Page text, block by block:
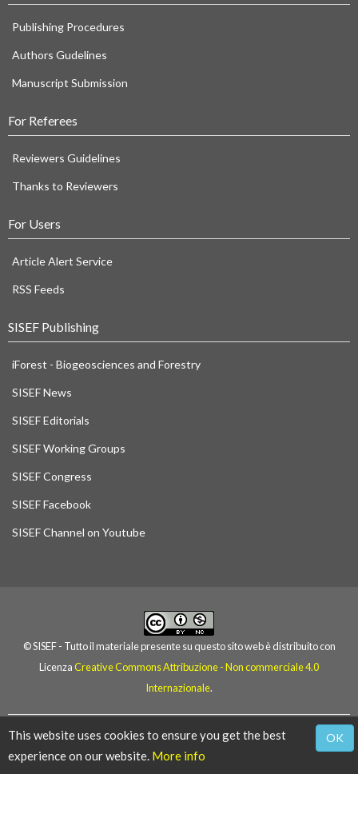
Publishing Procedures
Authors Gudelines
Manuscript Submission
For Referees
Reviewers Guidelines
Thanks to Reviewers
For Users
Article Alert Service
RSS Feeds
SISEF Publishing
iForest - Biogeosciences and Forestry
SISEF News
SISEF Editorials
SISEF Working Groups
SISEF Congress
SISEF Facebook
SISEF Channel on Youtube
© SISEF - Tutto il materiale presente su questo sito web è distribuito con
Licenza Creative Commons Attribuzione - Non commerciale 4.0
Internazionale.
© 2004-2019 SISEF
Direttore Responsabile:Marco Borghetti
OK
This website uses cookies to ensure you get the best
experience on our website. More info